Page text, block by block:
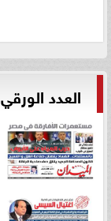
العدد الورقي